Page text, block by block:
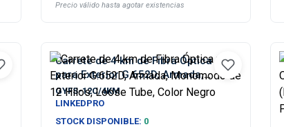
Precio válido hasta agotar existencias
Carrete de 4 km de Fibra Óptica
para Exterior G.652D, Armada,
Monomodo de 12 Hilos, Loose Tube,
Color Negro
GYFS-12C/4KM
LINKEDPRO
STOCK DISPONIBLE: 0